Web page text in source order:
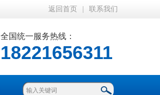
返回首页 联系我们
全国统一服务热线：
18221656311